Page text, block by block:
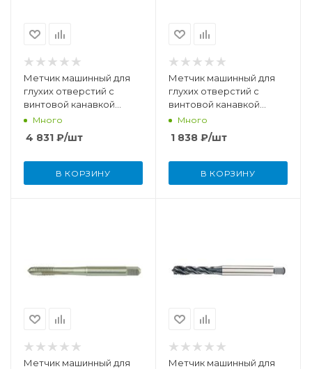
Метчик машинный для
глухих отверстий с
винтовой канавкой
M10x1,5 мм DIN371 HSSE-
Много
4 831 ₽/шт
В КОРЗИНУ
Метчик машинный для
глухих отверстий с
винтовой канавкой
M10x1,5 мм DIN371 HSSE-
Много
1 838 ₽/шт
В КОРЗИНУ
Метчик машинный для
Метчик машинный для